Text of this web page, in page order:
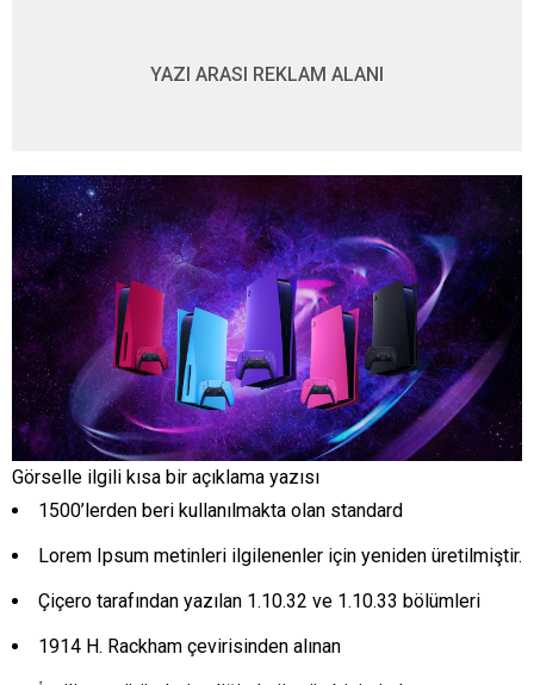
YAZI ARASI REKLAM ALANI
Görselle ilgili kısa bir açıklama yazısı
1500’lerden beri kullanılmakta olan standard
Lorem Ipsum metinleri ilgilenenler için yeniden üretilmiştir.
Çiçero tarafından yazılan 1.10.32 ve 1.10.33 bölümleri
1914 H. Rackham çevirisinden alınan